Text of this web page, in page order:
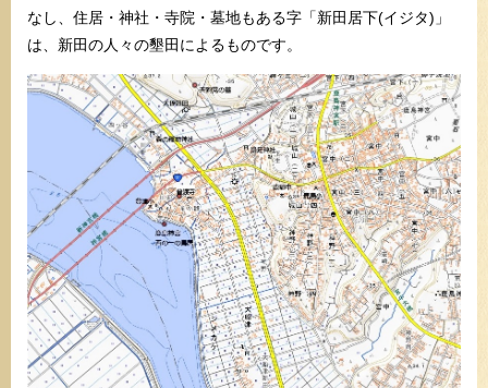
なし、住居・神社・寺院・墓地もある字「新田居下(イジタ)」
は、新田の人々の墾田によるものです。